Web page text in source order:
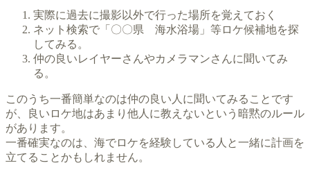
実際に過去に撮影以外で行った場所を覚えておく
ネット検索で「〇〇県 海水浴場」等ロケ候補地を探
してみる。
仲の良いレイヤーさんやカメラマンさんに聞いてみ
る。
このうち一番簡単なのは仲の良い人に聞いてみることです
が、良いロケ地はあまり他人に教えないという暗黙のルール
があります。
一番確実なのは、海でロケを経験している人と一緒に計画を
立てることかもしれません。